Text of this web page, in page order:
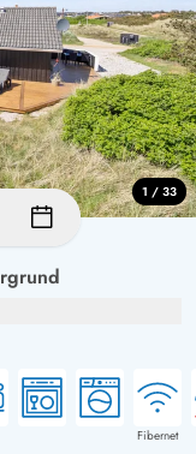
Fibernet
1 / 33